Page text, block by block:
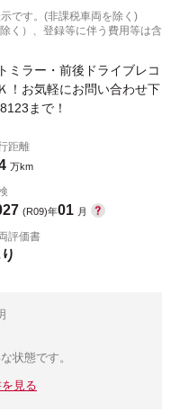
です。(非課税車両を除く)
く）、登録等に伴う費用等は含
ミラー・前後ドライブレコ
！お気軽にお問い合わせ下
まで！
距離
万km
(R09)年01 月
評価書
状態です。
見る